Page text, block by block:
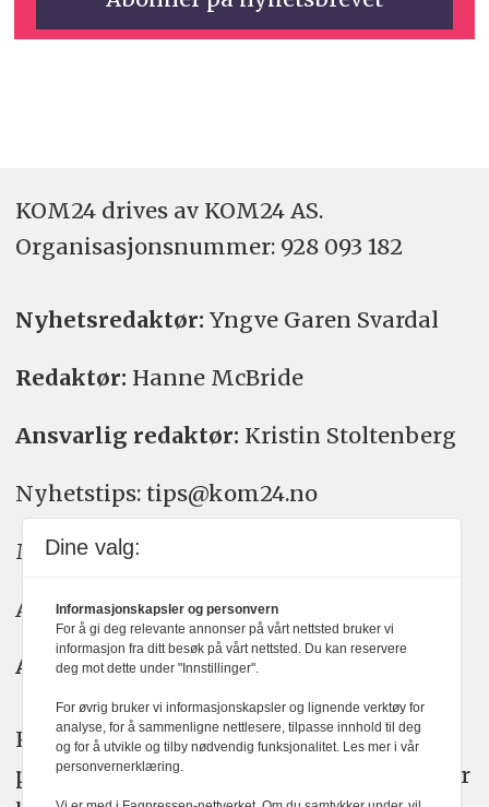
KOM24 drives av KOM24 AS.
Organisasjons­nummer: 928 093 182
Nyhetsredaktør: Yngve Garen Svardal
Redaktør: Hanne McBride
Ansvarlig redaktør: Kristin Stoltenberg
Nyhetstips: tips@kom24.no
Meninger: meninger@kom24.no
Annonse: annonse@watchmedia.no
Abonnement:kom24@watchmedia.no
KOM24 arbeider etter Vær Varsom-
plakatens regler for god presseskikk. Her
Dine valg:
Informasjonskapsler og personvern
For å gi deg relevante annonser på vårt nettsted bruker vi
informasjon fra ditt besøk på vårt nettsted. Du kan reservere
deg mot dette under "Innstillinger".
For øvrig bruker vi informasjonskapsler og lignende verktøy for
analyse, for å sammenligne nettlesere, tilpasse innhold til deg
og for å utvikle og tilby nødvendig funksjonalitet. Les mer i vår
personvernerklæring.